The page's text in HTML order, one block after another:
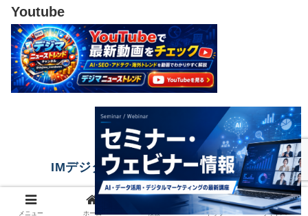
Youtube
IMデジタルマーケティングニュース
© 2023 IMデジタルマーケティングニュース.
メニュー ホーム 検索 トップ サイドバー